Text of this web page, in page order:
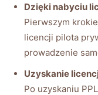
Dzięki nabyciu
Pierwszym
licencji pilota
prowadzenie
Uzyskanie
Po uzyskaniu